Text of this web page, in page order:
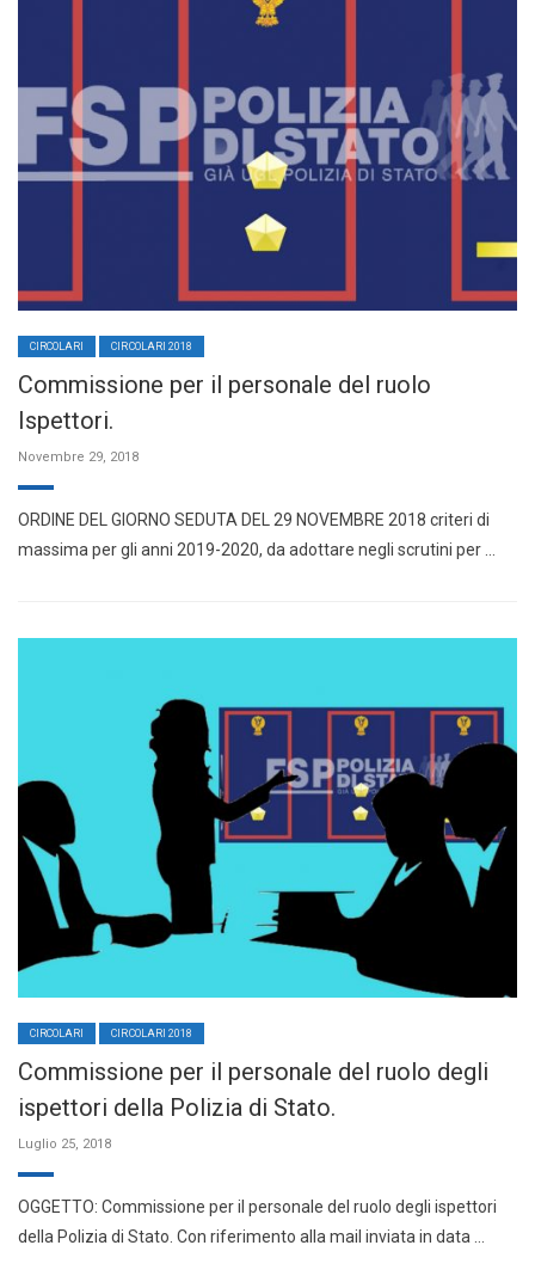
CIRCOLARI CIRCOLARI 2018
Commissione per il personale del ruolo
Ispettori.
Novembre 29, 2018
ORDINE DEL GIORNO SEDUTA DEL 29 NOVEMBRE 2018 criteri di
massima per gli anni 2019-2020, da adottare negli scrutini per …
CIRCOLARI CIRCOLARI 2018
Commissione per il personale del ruolo degli
ispettori della Polizia di Stato.
Luglio 25, 2018
OGGETTO: Commissione per il personale del ruolo degli ispettori
della Polizia di Stato. Con riferimento alla mail inviata in data …